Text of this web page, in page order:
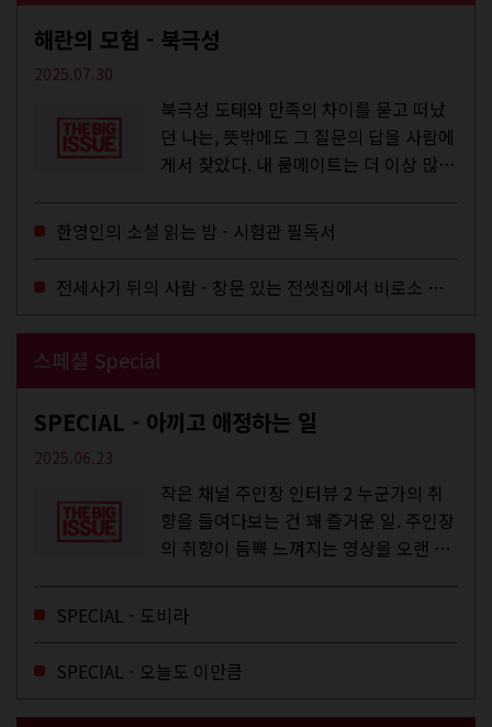
해란의 모험 - 북극성
2025.07.30
북극성 도태와 만족의 차이를 묻고 떠났
던 나는, 뜻밖에도 그 질문의 답을 사람에
게서 찾았다. 내 룸메이트는 더 이상 많은
한영인의 소설 읽는 밤 - 시험관 필독서
전세사기 뒤의 사람 - 창문 있는 전셋집에서 비로소 겨울 이불을 샀다
스페셜 Special
SPECIAL - 아끼고 애정하는 일
2025.06.23
작은 채널 주인장 인터뷰 2 누군가의 취
향을 들여다보는 건 꽤 즐거운 일. 주인장
의 취향이 듬뿍 느껴지는 영상을 오랜 시
에 스며드는 경험을 하기도 한다. 좀처럼
듣지 않던 장르의 노래를...
SPECIAL - 도비라
SPECIAL - 오늘도 이만큼